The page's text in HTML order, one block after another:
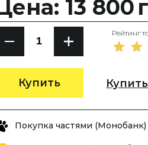
13 800
Купить
Рейтинг
Покупка частями (Монобанк)